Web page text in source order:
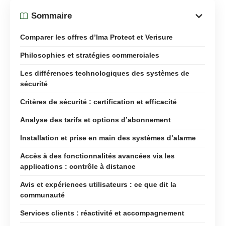
Sommaire
Comparer les offres d’Ima Protect et Verisure
Philosophies et stratégies commerciales
Les différences technologiques des systèmes de
sécurité
Critères de sécurité : certification et efficacité
Analyse des tarifs et options d’abonnement
Installation et prise en main des systèmes d’alarme
Accès à des fonctionnalités avancées via les
applications : contrôle à distance
Avis et expériences utilisateurs : ce que dit la
communauté
Services clients : réactivité et accompagnement